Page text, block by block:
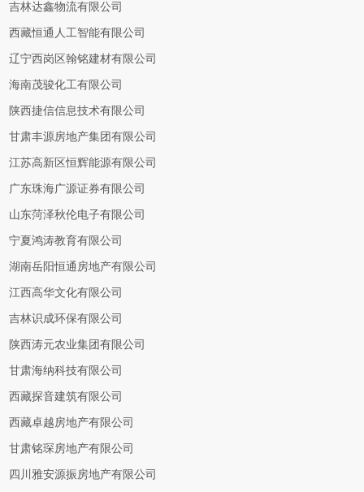
吉林达鑫物流有限公司
西藏恒通人工智能有限公司
辽宁西岗区翰铭建材有限公司
海南茂骏化工有限公司
陕西捷信信息技术有限公司
甘肃丰源房地产集团有限公司
江苏高新区恒辉能源有限公司
广东珠海广源证券有限公司
山东菏泽秋伦电子有限公司
宁夏鸿涛教育有限公司
湖南岳阳恒通房地产有限公司
江西高华文化有限公司
吉林识成环保有限公司
陕西涛元农业集团有限公司
甘肃海纳科技有限公司
西藏探音建筑有限公司
西藏卓越房地产有限公司
甘肃铭琛房地产有限公司
四川雅安源振房地产有限公司